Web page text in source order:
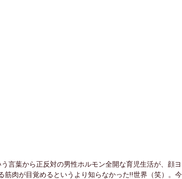
言葉から正反対の男性ホルモン全開な育児生活が、顔ヨ
肉が目覚めるというより知らなかった!!世界（笑）。今